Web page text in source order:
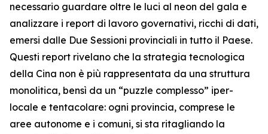
necessario guardare oltre le luci al neon del gala e
analizzare i report di lavoro governativi, ricchi di dati,
emersi dalle Due Sessioni provinciali in tutto il Paese.
Questi report rivelano che la strategia tecnologica
della Cina non è più rappresentata da una struttura
monolitica, bensì da un “puzzle complesso” iper-
locale e tentacolare: ogni provincia, comprese le
aree autonome e i comuni, si sta ritagliando la